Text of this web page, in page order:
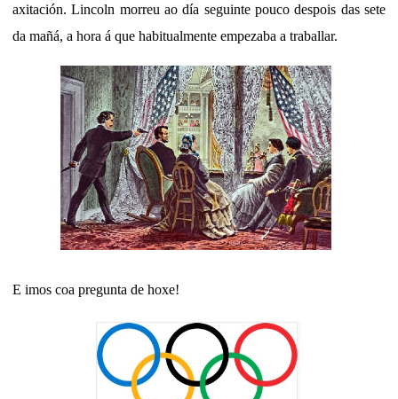
axitación. Lincoln morreu ao día seguinte pouco despois das sete
da mañá, a hora á que habitualmente empezaba a traballar.
E imos coa pregunta de hoxe!